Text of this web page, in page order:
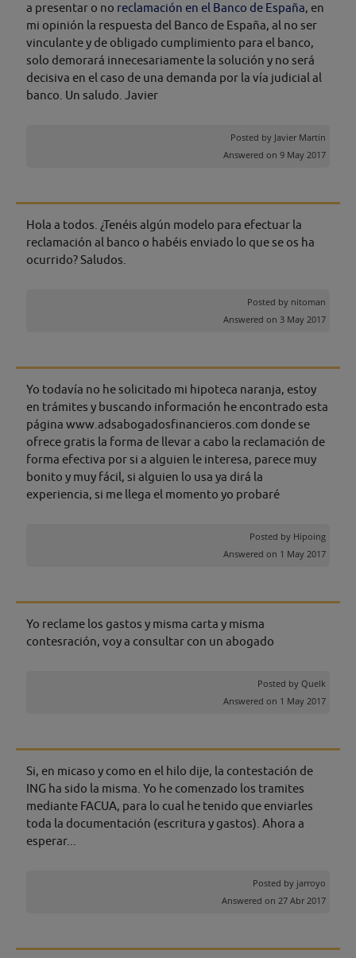
a presentar o no reclamación en el Banco de España, en
mi opinión la respuesta del Banco de España, al no ser
vinculante y de obligado cumplimiento para el banco,
solo demorará innecesariamente la solución y no será
decisiva en el caso de una demanda por la vía judicial al
banco. Un saludo. Javier
Posted by Javier Martin
Answered on 9 May 2017
Hola a todos. ¿Tenéis algún modelo para efectuar la
reclamación al banco o habéis enviado lo que se os ha
ocurrido? Saludos.
Posted by nitoman
Answered on 3 May 2017
Yo todavía no he solicitado mi hipoteca naranja, estoy
en trámites y buscando información he encontrado esta
página www.adsabogadosfinancieros.com donde se
ofrece gratis la forma de llevar a cabo la reclamación de
forma efectiva por si a alguien le interesa, parece muy
bonito y muy fácil, si alguien lo usa ya dirá la
experiencia, si me llega el momento yo probaré
Posted by Hipoing
Answered on 1 May 2017
Yo reclame los gastos y misma carta y misma
contesración, voy a consultar con un abogado
Posted by Quelk
Answered on 1 May 2017
Si, en micaso y como en el hilo dije, la contestación de
ING ha sido la misma. Yo he comenzado los tramites
mediante FACUA, para lo cual he tenido que enviarles
toda la documentación (escritura y gastos). Ahora a
esperar...
Posted by jarroyo
Answered on 27 Abr 2017